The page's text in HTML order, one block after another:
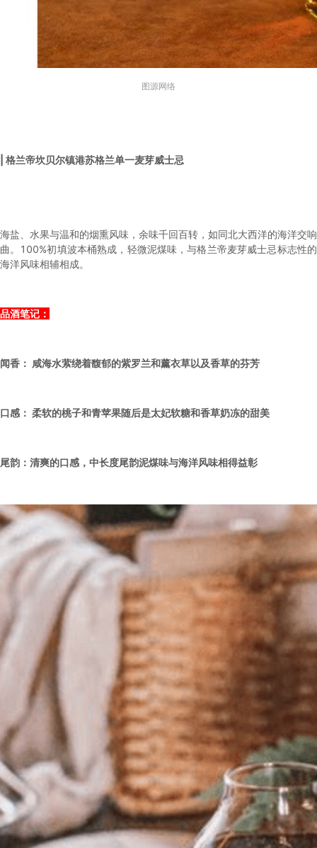
图源网络
| 格兰帝坎贝尔镇港苏格兰单一麦芽威士忌
海盐、水果与温和的烟熏风味，余味千回百转，如同北大西洋的海洋交响
曲。100%初填波本桶熟成，轻微泥煤味，与格兰帝麦芽威士忌标志性的
海洋风味相辅相成。
品酒笔记：
闻香： 咸海水萦绕着馥郁的紫罗兰和薰衣草以及香草的芬芳
口感： 柔软的桃子和青苹果随后是太妃软糖和香草奶冻的甜美
尾韵：清爽的口感，中长度尾韵泥煤味与海洋风味相得益彰